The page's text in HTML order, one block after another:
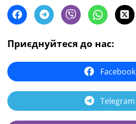
Приєднуйтеся до нас:
Facebook
Telegram